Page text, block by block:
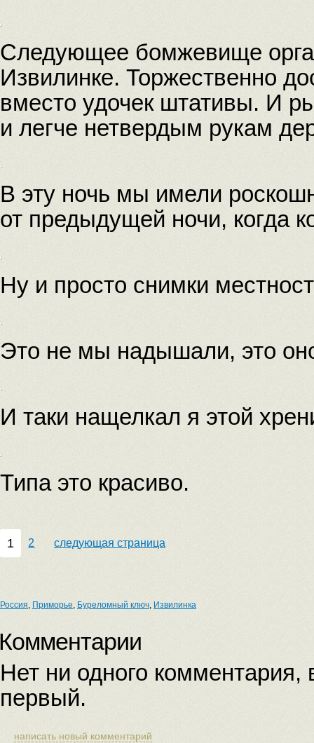
Следующее бомжевище
Извилинке. Торжественно
вместо удочек штативы. И
и легче нетвердым рукам
В эту ночь мы имели
от предыдущей ночи, когда
Ну и просто снимки
Это не мы надышали, это
И таки нащелкал я этой
Типа это красиво.
1 2 следующая страница
Россия, Приморье, Буреломный ключ, Извилинка
Нет ни одного
первый.
написать новый комментарий